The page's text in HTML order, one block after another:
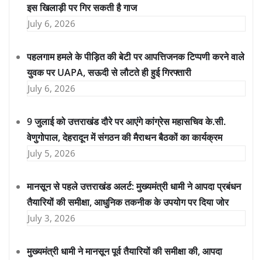
इस खिलाड़ी पर गिर सकती है गाज
July 6, 2026
पहलगाम हमले के पीड़ित की बेटी पर आपत्तिजनक टिप्पणी करने वाले
युवक पर UAPA, सऊदी से लौटते ही हुई गिरफ्तारी
July 6, 2026
9 जुलाई को उत्तराखंड दौरे पर आएंगे कांग्रेस महासचिव के.सी.
वेणुगोपाल, देहरादून में संगठन की मैराथन बैठकों का कार्यक्रम
July 5, 2026
मानसून से पहले उत्तराखंड अलर्ट: मुख्यमंत्री धामी ने आपदा प्रबंधन
तैयारियों की समीक्षा, आधुनिक तकनीक के उपयोग पर दिया जोर
July 3, 2026
मुख्यमंत्री धामी ने मानसून पूर्व तैयारियों की समीक्षा की, आपदा